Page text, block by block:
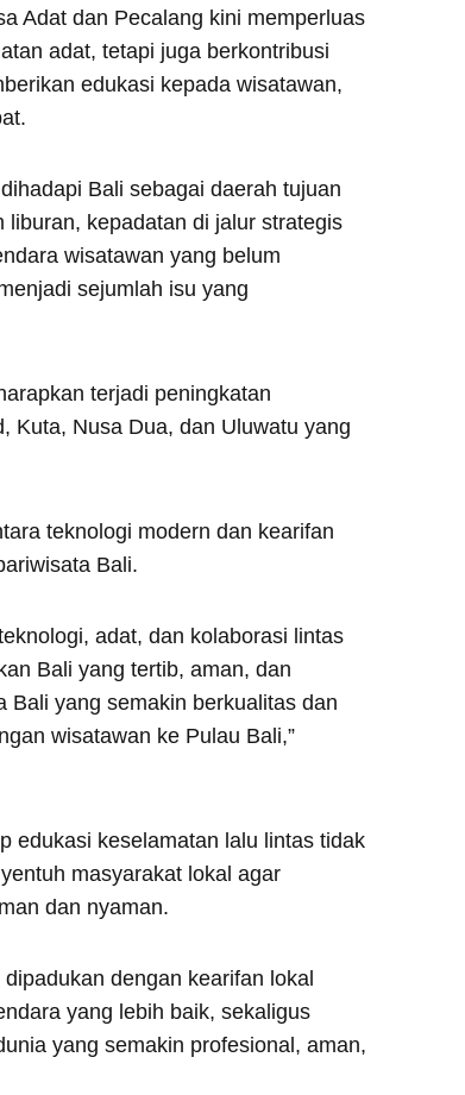
Adat dan Pecalang kini memperluas
adat, tetapi juga berkontribusi
edukasi kepada wisatawan,
Bali sebagai daerah tujuan
kepadatan di jalur strategis
wisatawan yang belum
sejumlah isu yang
terjadi peningkatan
Kuta, Nusa Dua, dan Uluwatu yang
teknologi modern dan kearifan
Bali.
adat, dan kolaborasi lintas
Bali yang tertib, aman, dan
Bali yang semakin berkualitas dan
wisatawan ke Pulau Bali,”
edukasi keselamatan lalu lintas tidak
masyarakat lokal agar
dan nyaman.
dengan kearifan lokal
yang lebih baik, sekaligus
yang semakin profesional, aman,